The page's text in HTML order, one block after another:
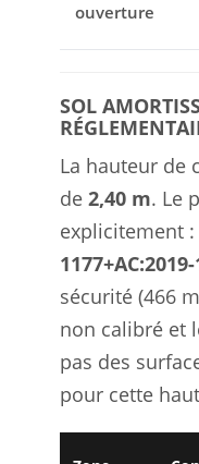
ouverture
SOL
La hauteur de
de 2,40 m. Le
explicitement
sécurité (466
non calibré et
pas des
pour cette